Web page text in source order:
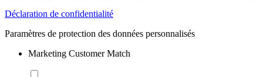
Déclaration de confidentialité
Paramètres de protection des données personnalisés
Marketing Customer Match